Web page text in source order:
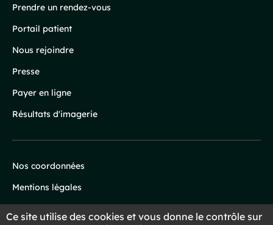
Prendre un rendez-vous
Portail patient
Nous rejoindre
Presse
Payer en ligne
Résultats d'imagerie
Infos
légales
Nos coordonnées
Mentions légales
Ce site utilise des cookies et vous donne le contrôle sur